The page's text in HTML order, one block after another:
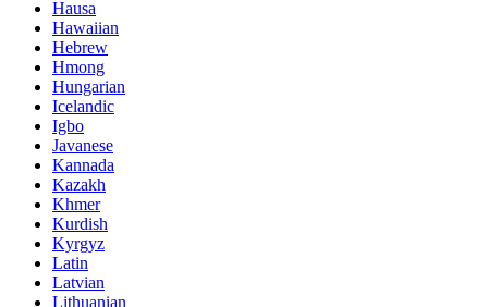
Hausa
Hawaiian
Hebrew
Hmong
Hungarian
Icelandic
Igbo
Javanese
Kannada
Kazakh
Khmer
Kurdish
Kyrgyz
Latin
Latvian
Lithuanian